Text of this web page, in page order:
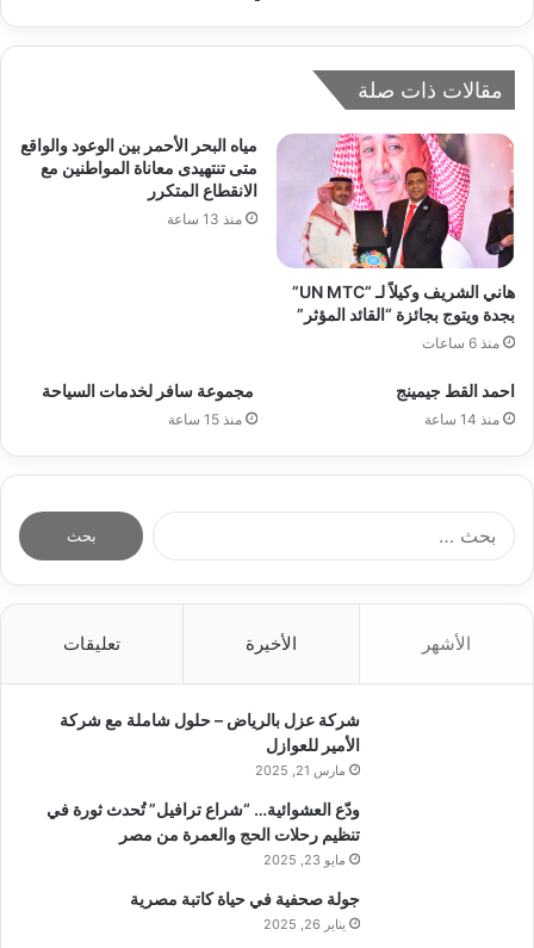
مقالات ذات صلة
هاني الشريف وكيلاً لـ “UN MTC”
بجدة ويتوج بجائزة “القائد المؤثر”
منذ 6 ساعات
مياه البحر الأحمر بين الوعود والواقع
متى تنتهيدى معاناة المواطنين مع
الانقطاع المتكرر
منذ 13 ساعة
احمد القط جيمينج
منذ 14 ساعة
مجموعة سافر لخدمات السياحة
منذ 15 ساعة
الأشهر الأخيرة تعليقات
شركة عزل بالرياض – حلول شاملة مع شركة
الأمير للعوازل
مارس 21, 2025
ودّع العشوائية… “شراع ترافيل” تُحدث ثورة في
تنظيم رحلات الحج والعمرة من مصر
مايو 23, 2025
جولة صحفية في حياة كاتبة مصرية
يناير 26, 2025